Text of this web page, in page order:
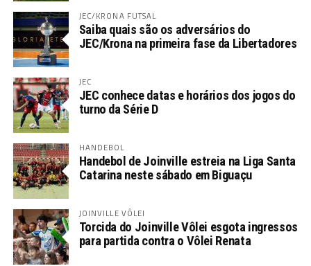
JEC/KRONA FUTSAL
Saiba quais são os adversários do
JEC/Krona na primeira fase da Libertadores
JEC
JEC conhece datas e horários dos jogos do
turno da Série D
HANDEBOL
Handebol de Joinville estreia na Liga Santa
Catarina neste sábado em Biguaçu
JOINVILLE VÔLEI
Torcida do Joinville Vôlei esgota ingressos
para partida contra o Vôlei Renata